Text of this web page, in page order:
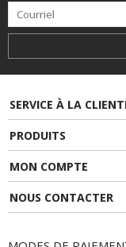
SERVICE À LA
PRODUITS
MON COMPTE
NOUS CONTACTER